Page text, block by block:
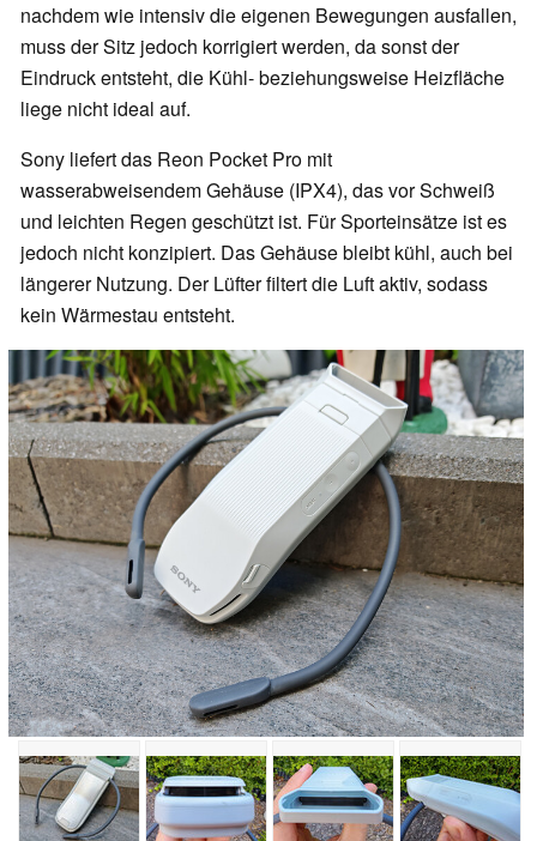
nachdem wie intensiv die eigenen Bewegungen ausfallen,
muss der Sitz jedoch korrigiert werden, da sonst der
Eindruck entsteht, die Kühl- beziehungsweise Heizfläche
liege nicht ideal auf.
Sony liefert das Reon Pocket Pro mit
wasserabweisendem Gehäuse (IPX4), das vor Schweiß
und leichten Regen geschützt ist. Für Sporteinsätze ist es
jedoch nicht konzipiert. Das Gehäuse bleibt kühl, auch bei
längerer Nutzung. Der Lüfter filtert die Luft aktiv, sodass
kein Wärmestau entsteht.